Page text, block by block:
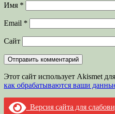
Имя *
Email *
Сайт
Этот сайт использует Akismet
как обрабатываются ваши
Версия сайта для